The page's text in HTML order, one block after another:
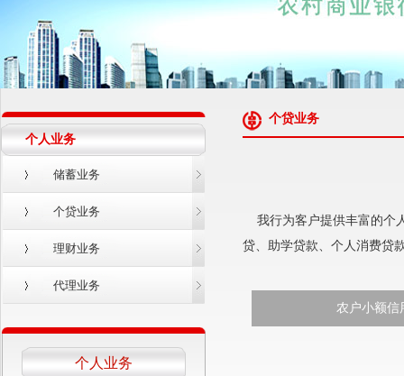
个人业务
储蓄业务
个贷业务
理财业务
代理业务
个人业务
个贷业务
我行为客户提供丰富的个
贷、助学贷款、个人消费贷
农户小额信